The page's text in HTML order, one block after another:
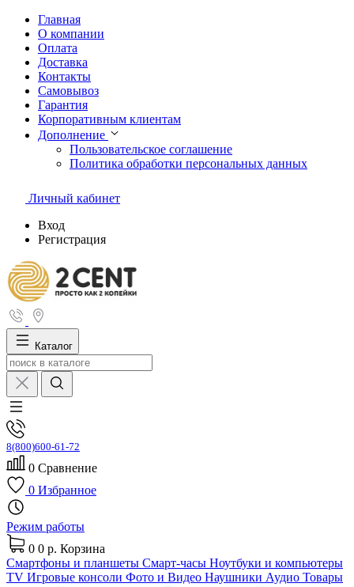
Главная
О компании
Оплата
Доставка
Контакты
Самовывоз
Гарантия
Корпоративным клиентам
Дополнение
Пользовательское соглашение
Политика обработки персональных данных
Личный кабинет
Вход
Регистрация
Каталог
8(800)600-61-72
0 Сравнение
0 Избранное
Режим работы
0 0 р. Корзина
Смартфоны и планшеты Смарт-часы Ноутбуки и компьютеры
TV Игровые консоли Фото и Видео Наушники Аудио Товары